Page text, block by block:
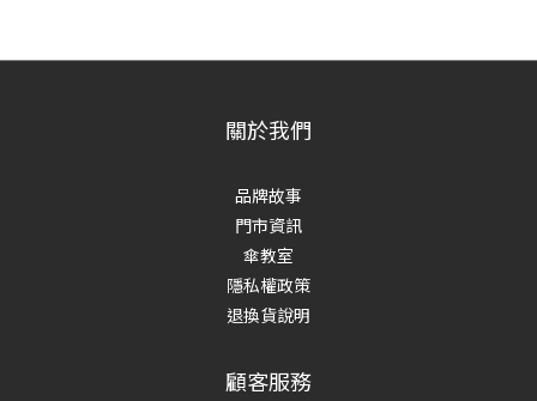
關於我們
品牌故事
門市資訊
傘教室
隱私權政策
退換貨說明
顧客服務